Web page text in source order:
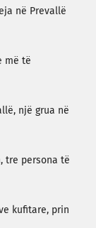
në Prevallë
më të
një grua në
tre persona të
kufitare, prin